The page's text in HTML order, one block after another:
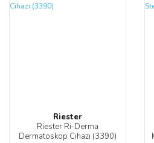
Riester
Riester Ri-Derma
Dermatoskop Cihazı (3390)